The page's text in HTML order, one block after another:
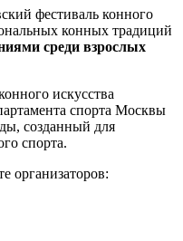
фестиваль конного
конных традиций
среди взрослых
искусства
спорта Москвы
созданный для
спорта.
организаторов: